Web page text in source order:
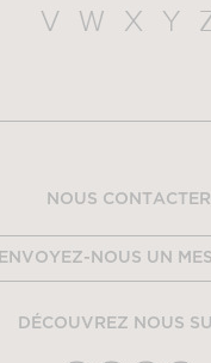
V
W X Y
NOUS CONTACTER
ENVOYEZ-NOUS UN
DÉCOUVREZ NOUS